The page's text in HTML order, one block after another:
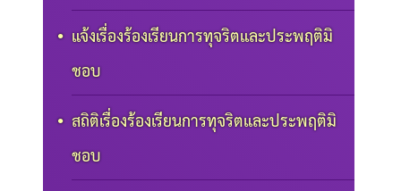
แจ้งเรื่องร้องเรียนการทุจริตและประพฤติมิ
ชอบ
สถิติเรื่องร้องเรียนการทุจริตและประพฤติมิ
ชอบ